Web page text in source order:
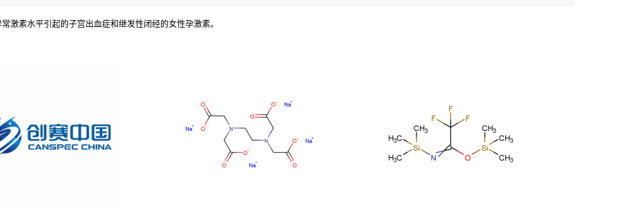
激素水平引起的子宫出血症和继发性闭经的女性孕激素。